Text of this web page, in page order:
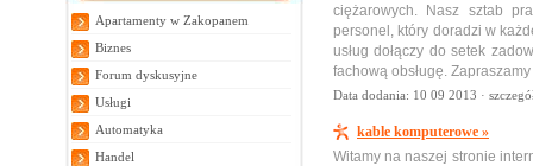
Apartamenty w Zakopanem
Biznes
Forum dyskusyjne
Usługi
Automatyka
Handel
ciężarowych. Nasz sztab
personel, który doradzi w
usług dołączy do setek
fachową obsługę. Zapraszamy
Data dodania: 10 09 2013 ·
kable komputerowe »
Witamy na naszej stronie